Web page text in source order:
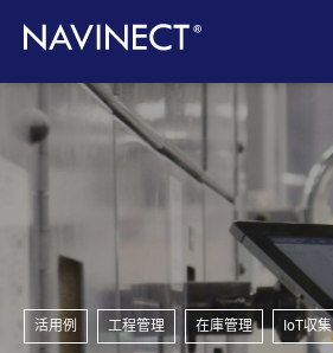
活用例 工程管理 在庫管理 IoT収集